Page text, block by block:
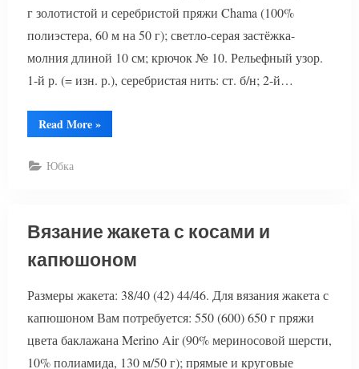
г золотистой и серебристой пряжи Chama (100%
полиэстера, 60 м на 50 г); светло-серая застёжка-
молния длиной 10 см; крючок № 10. Рельефный узор.
1-й р. (= изн. р.), серебристая нить: ст. б/н; 2-й…
Read More“Вязание
мини
»
Юбка
Вязание жакета с косами и
капюшоном
Размеры жакета: 38/40 (42) 44/46. Для вязания жакета с
капюшоном Вам потребуется: 550 (600) 650 г пряжи
цвета баклажана Merino Air (90% мериносовой шерсти,
10% полиамида, 130 м/50 г); прямые и круговые